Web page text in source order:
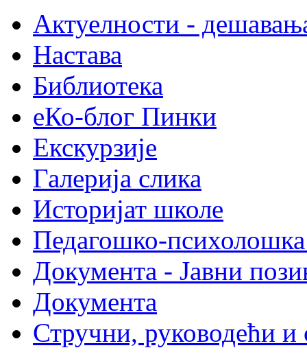
Актуелности -
Настава
Библиотека
еКо-блог Пинки
Екскурзије
Галерија слика
Историјат школе
Педагошко-психолошка
Документа - Јавни
Документа
Стручни, руководећи и